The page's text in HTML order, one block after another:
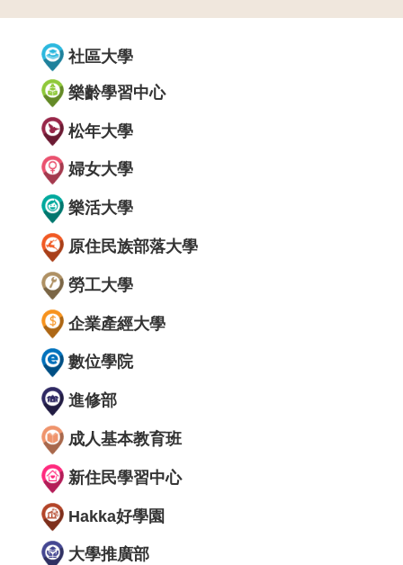
社區大學
樂齡學習中心
松年大學
婦女大學
樂活大學
原住民族部落大學
勞工大學
企業產經大學
數位學院
進修部
成人基本教育班
新住民學習中心
Hakka好學園
大學推廣部